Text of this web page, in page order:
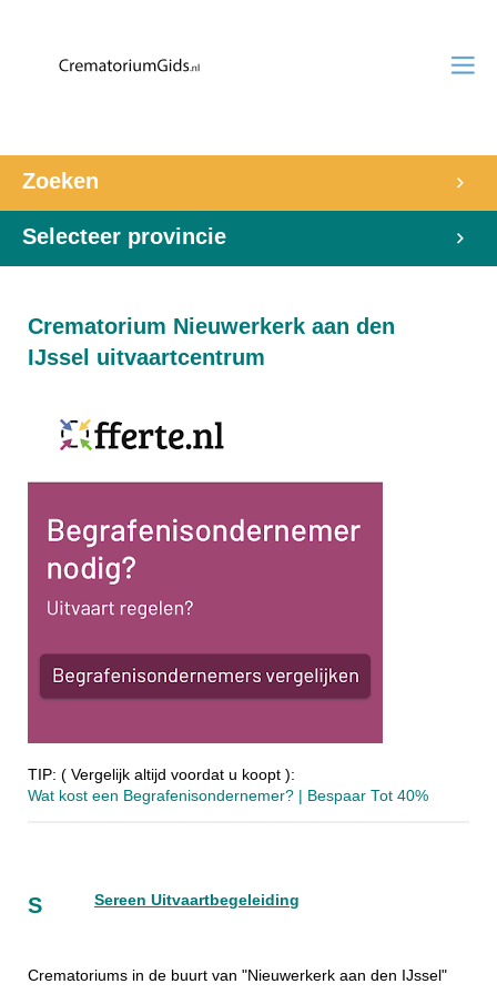
Zoeken
Selecteer provincie
Crematorium Nieuwerkerk aan den
IJssel uitvaartcentrum
TIP: ( Vergelijk altijd voordat u koopt ):
Wat kost een Begrafenisondernemer? | Bespaar Tot 40%‎
S Sereen Uitvaartbegeleiding
Crematoriums in de buurt van "Nieuwerkerk aan den IJssel"